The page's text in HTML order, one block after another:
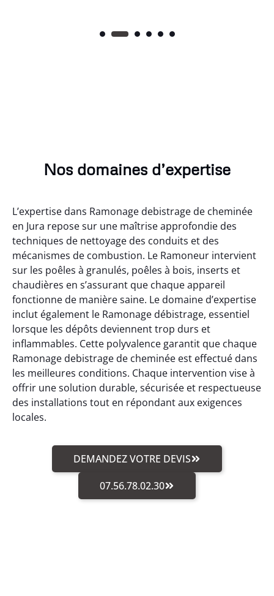
Nos domaines d’expertise
L’expertise dans Ramonage debistrage de cheminée
en Jura repose sur une maîtrise approfondie des
techniques de nettoyage des conduits et des
mécanismes de combustion. Le Ramoneur intervient
sur les poêles à granulés, poêles à bois, inserts et
chaudières en s’assurant que chaque appareil
fonctionne de manière saine. Le domaine d’expertise
inclut également le Ramonage débistrage, essentiel
lorsque les dépôts deviennent trop durs et
inflammables. Cette polyvalence garantit que chaque
Ramonage debistrage de cheminée est effectué dans
les meilleures conditions. Chaque intervention vise à
offrir une solution durable, sécurisée et respectueuse
des installations tout en répondant aux exigences
locales.
DEMANDEZ VOTRE DEVIS
07.56.78.02.30